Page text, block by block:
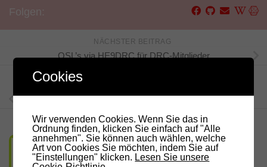
NÄCHSTER BEITRAG
QSL’s via HE9DRC für DRC-Mitglieder
Kronplatz IR3DV – Stromausfall
Cookies
Wir verwenden Cookies. Wenn Sie das in
Ordnung finden, klicken Sie einfach auf "Alle
annehmen". Sie können auch wählen, welche
Art von Cookies Sie möchten, indem Sie auf
"Einstellungen" klicken. Lesen Sie unsere